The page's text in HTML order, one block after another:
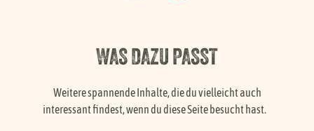
WAS DAZU PASST
Weitere spannende Inhalte, die du vielleicht auch
interessant findest, wenn du diese Seite besucht hast.